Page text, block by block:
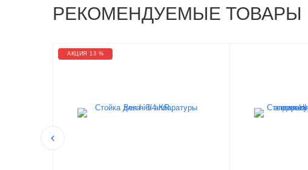
РЕКОМЕНДУЕМЫЕ ТОВАРЫ
АКЦИЯ 13 %